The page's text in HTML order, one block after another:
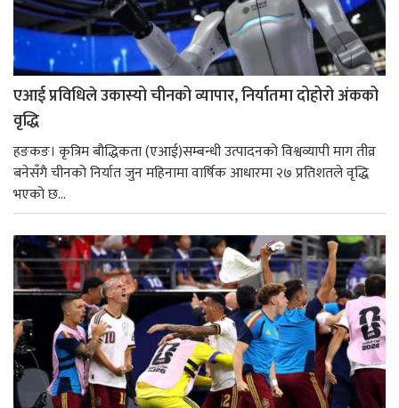
एआई प्रविधिले उकास्यो चीनको व्यापार, निर्यातमा दोहोरो अंकको
वृद्धि
हङकङ। कृत्रिम बौद्धिकता (एआई)सम्बन्धी उत्पादनको विश्वव्यापी माग तीव्र
बनेसँगै चीनको निर्यात जुन महिनामा वार्षिक आधारमा २७ प्रतिशतले वृद्धि
भएको छ...